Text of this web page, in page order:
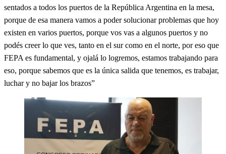
sentados a todos los puertos de la República Argentina en la mesa,
porque de esa manera vamos a poder solucionar problemas que hoy
existen en varios puertos, porque vos vas a algunos puertos y no
podés creer lo que ves, tanto en el sur como en el norte, por eso que
FEPA es fundamental, y ojalá lo logremos, estamos trabajando para
eso, porque sabemos que es la única salida que tenemos, es trabajar,
luchar y no bajar los brazos”